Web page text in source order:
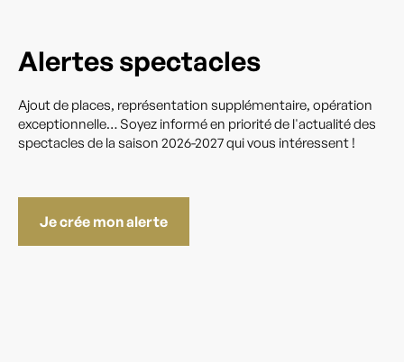
Alertes spectacles
Ajout de places, représentation supplémentaire, opération
exceptionnelle… Soyez informé en priorité de l'actualité des
spectacles de la saison 2026-2027 qui vous intéressent !
Je crée mon alerte